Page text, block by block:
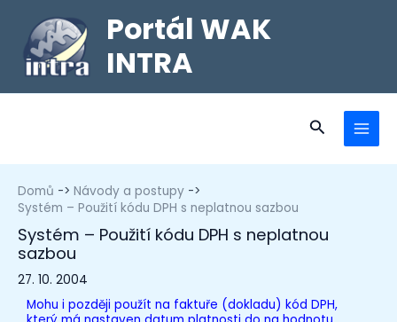
Portál WAK
INTRA
Domů
Návody a postupy
Systém – Použití kódu DPH s neplatnou sazbou
Systém – Použití kódu DPH s neplatnou
sazbou
27. 10. 2004
Mohu i později použít na faktuře (dokladu) kód DPH,